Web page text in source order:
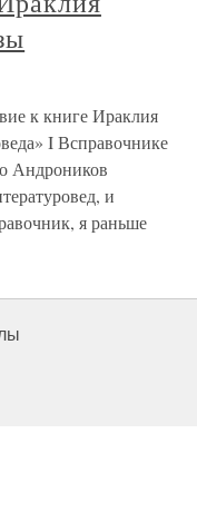
к книге Ираклия
I Всправочнике
Андроников
и
я раньше